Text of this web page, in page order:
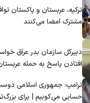
ترکیه، عربستان و پاکستان
مشترک امضا می‌کنند
دبیرکل سازمان بدر عراق
افتادن پاسخ به حمله
ترامپ: جمهوری اسلامی
حسابی می‌کوبیم | برای